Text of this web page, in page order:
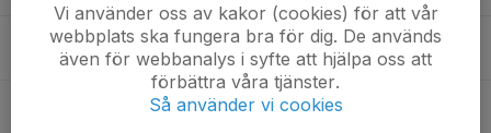
Vi använder oss av kakor (cookies) för att vår
webbplats ska fungera bra för dig. De används
även för webbanalys i syfte att hjälpa oss att
förbättra våra tjänster.
Så använder vi cookies